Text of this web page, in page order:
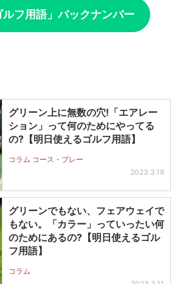
ルフ用語」バックナンバー
グリーン上に無数の穴!「エアレー
ション」って何のためにやってる
の?【明日使えるゴルフ用語】
コラム コース・プレー
2023.3.18
グリーンでもない、フェアウェイで
もない。「カラー」っていったい何
のためにあるの?【明日使えるゴル
フ用語】
コラム